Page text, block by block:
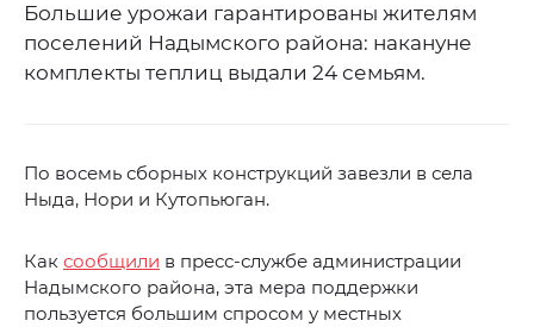
Большие урожаи гарантированы жителям
поселений Надымского района: накануне
комплекты теплиц выдали 24 семьям.
По восемь сборных конструкций завезли в села
Ныда, Нори и Кутопьюган.
Как сообщили в пресс-службе администрации
Надымского района, эта мера поддержки
пользуется большим спросом у местных